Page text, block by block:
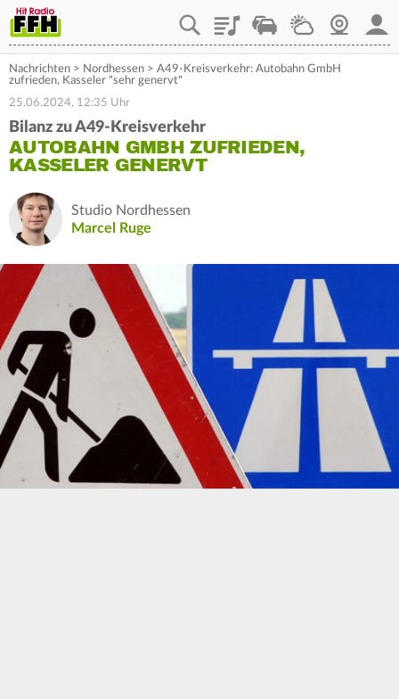
PlaylistStaupilotWetterWebcam
Nachrichten > Nordhessen > A49-Kreisverkehr: Autobahn GmbH
zufrieden, Kasseler "sehr genervt"
25.06.2024, 12:35 Uhr
Bilanz zu A49-Kreisverkehr
AUTOBAHN GMBH ZUFRIEDEN,
KASSELER GENERVT
Studio Nordhessen
Marcel Ruge